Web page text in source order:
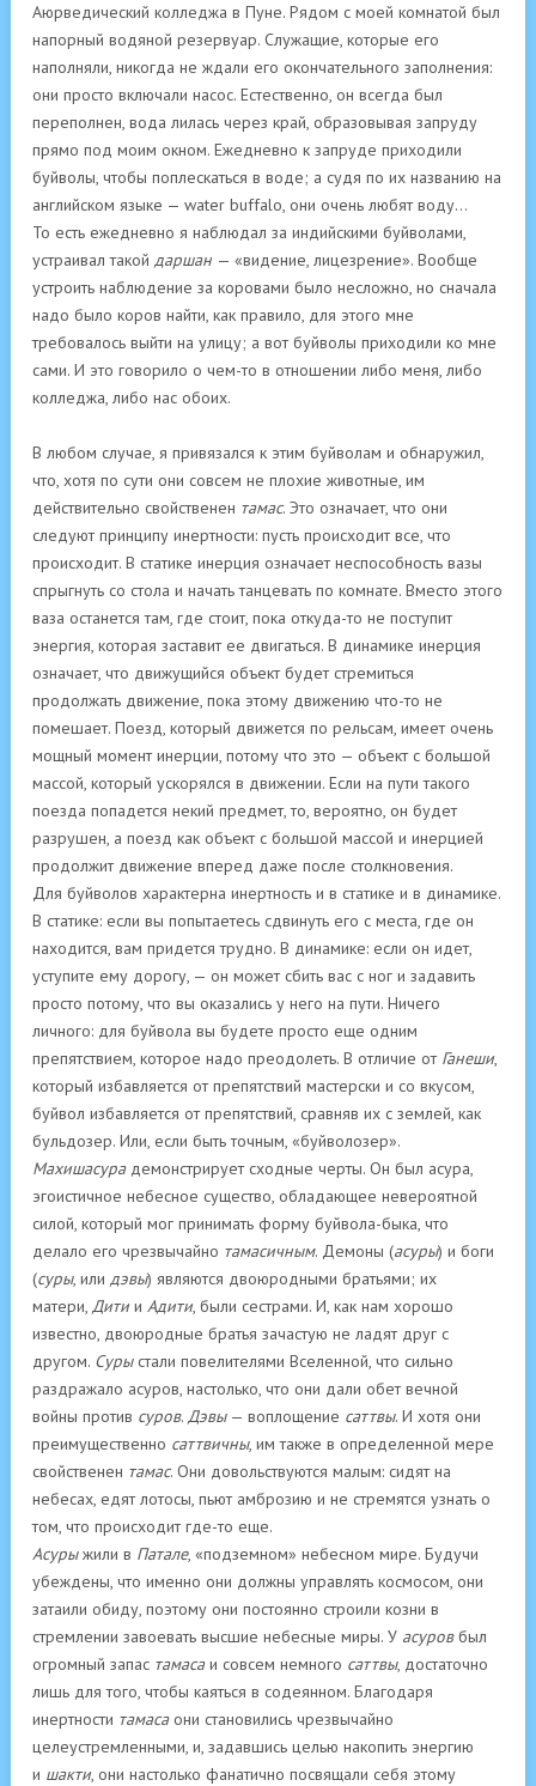
Аюрведический колледжа в Пуне. Рядом с моей комнатой был
напорный водяной резервуар. Служащие, которые его
наполняли, никогда не ждали его окончательного заполнения:
они просто включали насос. Естественно, он всегда был
переполнен, вода лилась через край, образовывая запруду
прямо под моим окном. Ежедневно к запруде приходили
буйволы, чтобы поплескаться в воде; а судя по их названию на
английском языке — water buffalo, они очень любят воду…
То есть ежедневно я наблюдал за индийскими буйволами,
устраивал такой даршан — «видение, лицезрение». Вообще
устроить наблюдение за коровами было несложно, но сначала
надо было коров найти, как правило, для этого мне
требовалось выйти на улицу; а вот буйволы приходили ко мне
сами. И это говорило о чем-то в отношении либо меня, либо
колледжа, либо нас обоих.
В любом случае, я привязался к этим буйволам и обнаружил,
что, хотя по сути они совсем не плохие животные, им
действительно свойственен тамас. Это означает, что они
следуют принципу инертности: пусть происходит все, что
происходит. В статике инерция означает неспособность вазы
спрыгнуть со стола и начать танцевать по комнате. Вместо этого
ваза останется там, где стоит, пока откуда-то не поступит
энергия, которая заставит ее двигаться. В динамике инерция
означает, что движущийся объект будет стремиться
продолжать движение, пока этому движению что-то не
помешает. Поезд, который движется по рельсам, имеет очень
мощный момент инерции, потому что это — объект с большой
массой, который ускорялся в движении. Если на пути такого
поезда попадется некий предмет, то, вероятно, он будет
разрушен, а поезд как объект с большой массой и инерцией
продолжит движение вперед даже после столкновения.
Для буйволов характерна инертность и в статике и в динамике.
В статике: если вы попытаетесь сдвинуть его с места, где он
находится, вам придется трудно. В динамике: если он идет,
уступите ему дорогу, — он может сбить вас с ног и задавить
просто потому, что вы оказались у него на пути. Ничего
личного: для буйвола вы будете просто еще одним
препятствием, которое надо преодолеть. В отличие от Ганеши,
который избавляется от препятствий мастерски и со вкусом,
буйвол избавляется от препятствий, сравняв их с землей, как
бульдозер. Или, если быть точным, «буйволозер».
Махишасурадемонстрирует сходные черты. Он был асура,
эгоистичное небесное существо, обладающее невероятной
силой, который мог принимать форму буйвола-быка, что
делало его чрезвычайно тамасичным. Демоны (асуры) и боги
(суры, или дэвы) являются двоюродными братьями; их
матери, Дитии Адити, были сестрами. И, как нам хорошо
известно, двоюродные братья зачастую не ладят друг с
другом. Сурыстали повелителями Вселенной, что сильно
раздражало асуров, настолько, что они дали обет вечной
войны против суров. Дэвы— воплощение саттвы. И хотя они
преимущественно саттвичны, им также в определенной мере
свойственен тамас. Они довольствуются малым: сидят на
небесах, едят лотосы, пьют амброзию и не стремятся узнать о
том, что происходит где-то еще.
Асурыжили в Патале, «подземном» небесном мире. Будучи
убеждены, что именно они должны управлять космосом, они
затаили обиду, поэтому они постоянно строили козни в
стремлении завоевать высшие небесные миры. У асуровбыл
огромный запас тамасаи совсем немного саттвы, достаточно
лишь для того, чтобы каяться в содеянном. Благодаря
инертности тамасаони становились чрезвычайно
целеустремленными, и, задавшись целью накопить энергию
и шакти, они настолько фанатично посвящали себя этому